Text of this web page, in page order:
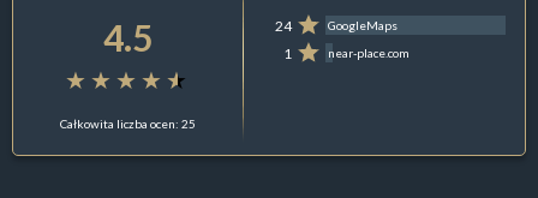
4.5
Całkowita liczba ocen: 25
24 GoogleMaps
1 near-place.com